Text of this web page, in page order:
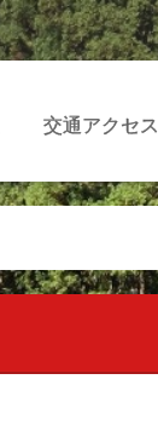
交通アクセス